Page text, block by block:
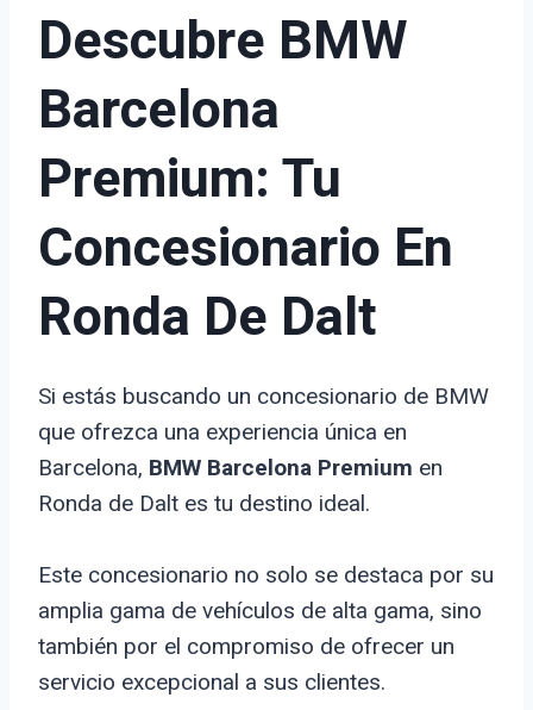
Descubre BMW
Barcelona
Premium: Tu
Concesionario En
Ronda De Dalt
Si estás buscando un concesionario de BMW
que ofrezca una experiencia única en
Barcelona, BMW Barcelona Premium en
Ronda de Dalt es tu destino ideal.
Este concesionario no solo se destaca por su
amplia gama de vehículos de alta gama, sino
también por el compromiso de ofrecer un
servicio excepcional a sus clientes.